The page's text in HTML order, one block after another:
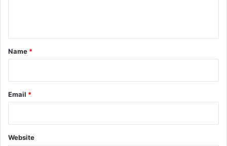
*
Name *
Email *
Website